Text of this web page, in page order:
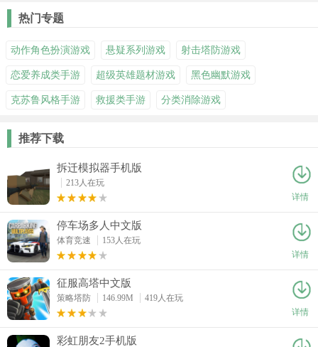
热门专题
动作角色扮演游戏 悬疑系列游戏 射击塔防游戏
恋爱养成类手游 超级英雄题材游戏 黑色幽默游戏
克苏鲁风格手游 救援类手游 分类消除游戏
推荐下载
拆迁模拟器手机版
213人在玩
详情
停车场多人中文版
体育竞速
153人在玩
详情
征服高塔中文版
策略塔防 146.99M
419人在玩
详情
彩虹朋友2手机版